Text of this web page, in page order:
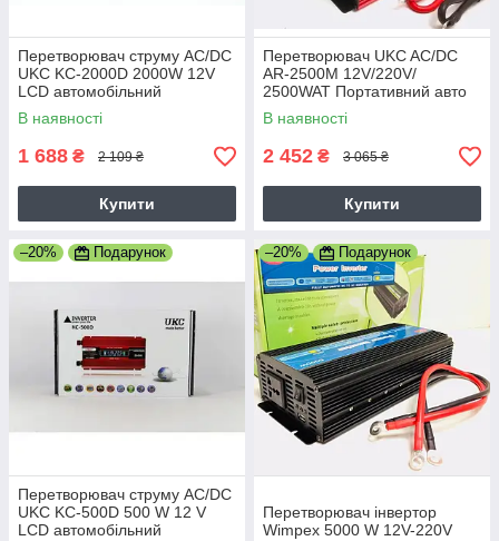
Перетворювач струму AC/DC
UKC KC-2000D 2000W 12V
LCD автомобільний
В наявності
1 688 ₴ 2 109 ₴
Купити
Перетворювач UKC AC/DC
AR-2500M 12V/220V/
2500WAT Портативний авто
інвертор
В наявності
2 452 ₴ 3 065 ₴
Купити
–20% Подарунок
Перетворювач струму AC/DC
UKC KC-500D 500 W 12 V
LCD автомобільний
–20% Подарунок
Перетворювач інвертор
Wimpex 5000 W 12V-220V